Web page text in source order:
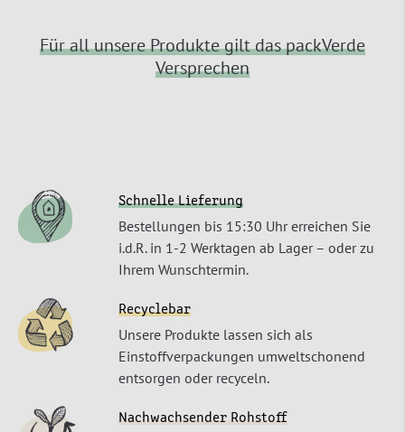
Für all unsere Produkte gilt das packVerde
Versprechen
Schnelle Lieferung
Bestellungen bis 15:30 Uhr erreichen Sie
i.d.R. in 1-2 Werktagen ab Lager – oder zu
Ihrem Wunschtermin.
Recyclebar
Unsere Produkte lassen sich als
Einstoffverpackungen umweltschonend
entsorgen oder recyceln.
Nachwachsender Rohstoff